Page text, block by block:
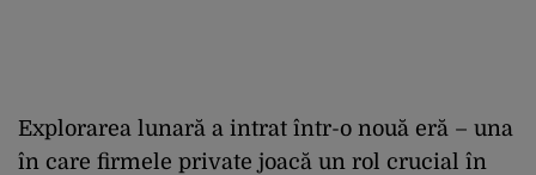
Explorarea lunară a intrat într-o nouă eră – una
în care firmele private joacă un rol crucial în